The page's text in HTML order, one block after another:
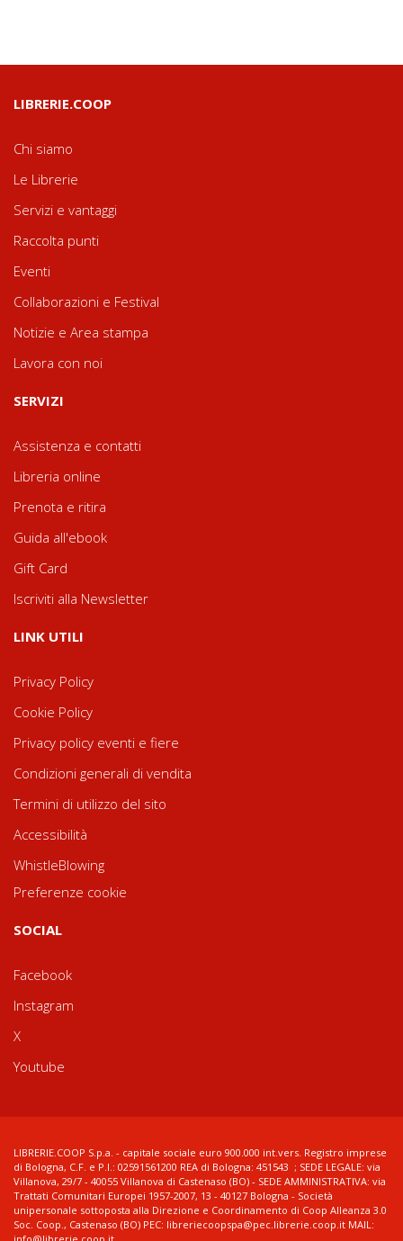
LIBRERIE.COOP
Chi siamo
Le Librerie
Servizi e vantaggi
Raccolta punti
Eventi
Collaborazioni e Festival
Notizie e Area stampa
Lavora con noi
SERVIZI
Assistenza e contatti
Libreria online
Prenota e ritira
Guida all'ebook
Gift Card
Iscriviti alla Newsletter
LINK UTILI
Privacy Policy
Cookie Policy
Privacy policy eventi e fiere
Condizioni generali di vendita
Termini di utilizzo del sito
Accessibilità
WhistleBlowing
Preferenze cookie
SOCIAL
Facebook
Instagram
X
Youtube
LIBRERIE.COOP S.p.a. - capitale sociale euro 900.000 int.vers. Registro imprese
di Bologna, C.F. e P.I.: 02591561200 REA di Bologna: 451543 ; SEDE LEGALE: via
Villanova, 29/7 - 40055 Villanova di Castenaso (BO) - SEDE AMMINISTRATIVA: via
Trattati Comunitari Europei 1957-2007, 13 - 40127 Bologna - Società
unipersonale sottoposta alla Direzione e Coordinamento di Coop Alleanza 3.0
Soc. Coop., Castenaso (BO) PEC: libreriecoopspa@pec.librerie.coop.it MAIL: